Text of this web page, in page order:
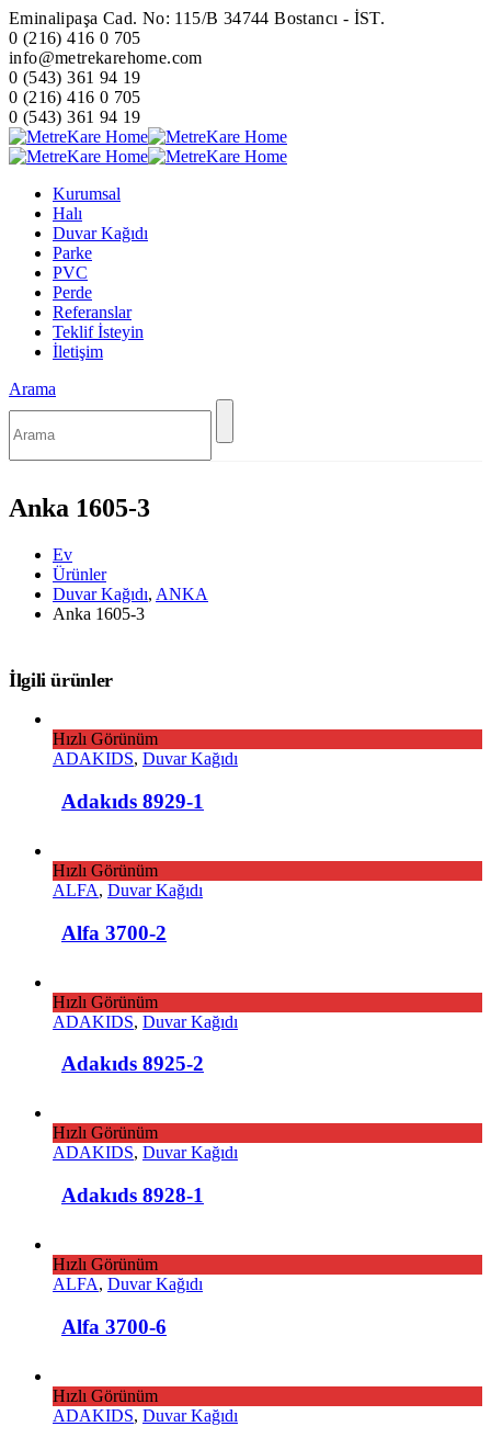
Eminalipaşa Cad. No: 115/B 34744 Bostancı - İST.
0 (216) 416 0 705
info@metrekarehome.com
0 (543) 361 94 19
0 (216) 416 0 705
0 (543) 361 94 19
Kurumsal
Halı
Duvar Kağıdı
Parke
PVC
Perde
Referanslar
Teklif İsteyin
İletişim
Arama
Anka 1605-3
Ev
Ürünler
Duvar Kağıdı, ANKA
Anka 1605-3
İlgili ürünler
Hızlı Görünüm
ADAKIDS, Duvar Kağıdı
Adakıds 8929-1
Hızlı Görünüm
ALFA, Duvar Kağıdı
Alfa 3700-2
Hızlı Görünüm
ADAKIDS, Duvar Kağıdı
Adakıds 8925-2
Hızlı Görünüm
ADAKIDS, Duvar Kağıdı
Adakıds 8928-1
Hızlı Görünüm
ALFA, Duvar Kağıdı
Alfa 3700-6
Hızlı Görünüm
ADAKIDS, Duvar Kağıdı